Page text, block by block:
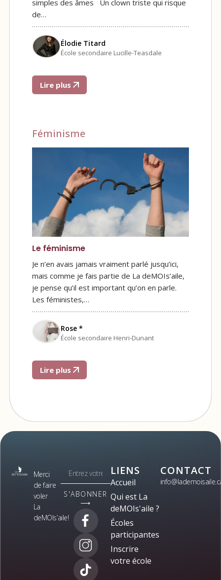
simples des âmes Un clown triste qui risque
de…
Élodie Titard
École secondaire Lucille-Teasdale
Lire plus
Féminisme
Le féminisme
Je n’en avais jamais vraiment parlé jusqu’ici,
mais comme je fais partie de La deMOIs’aile,
je pense qu’il est important qu’on en parle.
Les féministes,…
Rose *
École secondaire Henri-Dunant
Lire plus
Merci
de faire
voler
La
deMOIs’aile!
S'ABONNER
⟶
LIENS
Accueil
Qui est La
deMOIs'aile ?
Écoles
participantes
Inscrire
votre école
CONTACT